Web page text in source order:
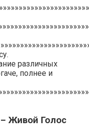
различных
полнее и
Живой Голос